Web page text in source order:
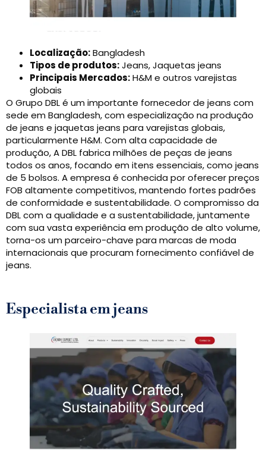
Localização:Bangladesh
Tipos de produtos:Jeans, Jaquetas jeans
Principais Mercados:H&M e outros varejistas
globais
O Grupo DBL é um importante fornecedor de jeans com
sede em Bangladesh, com especialização na produção
de jeans e jaquetas jeans para varejistas globais,
particularmente H&M. Com alta capacidade de
produção, A DBL fabrica milhões de peças de jeans
todos os anos, focando em itens essenciais, como jeans
de 5 bolsos. A empresa é conhecida por oferecer preços
FOB altamente competitivos, mantendo fortes padrões
de conformidade e sustentabilidade. O compromisso da
DBL com a qualidade e a sustentabilidade, juntamente
com sua vasta experiência em produção de alto volume,
torna-os um parceiro-chave para marcas de moda
internacionais que procuram fornecimento confiável de
jeans.
Especialista em jeans